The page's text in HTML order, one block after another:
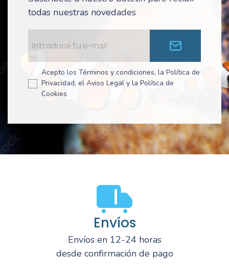
todas nuestras novedades
Acepto los Términos y condiciones, la Política de
Privacidad, el Aviso Legal y la Política de
Cookies
Envíos
Envíos en 12-24 horas
desde confirmación de pago